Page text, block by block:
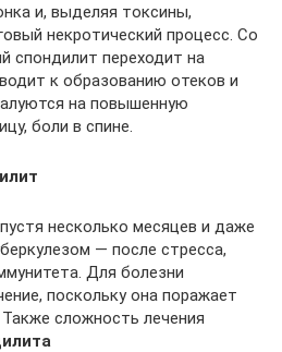
и, выделяя токсины,
некротический процесс. Со
спондилит переходит на
к образованию отеков и
на повышенную
боли в спине.
несколько месяцев и даже
— после стресса,
Для болезни
поскольку она поражает
сложность лечения